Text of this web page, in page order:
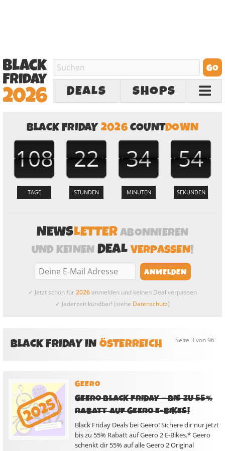
DEALS SHOPS
BLACK FRIDAY2026COUNTDOWN
108 22 34 54
NEWSLETTERABONNIEREN
UND KEINENDEALVERPASSEN!
✓ Jetzt schon für2026anmelden und keinen Deal verpassen
✓ Jederzeit kündbar! (siehe Datenschutz)
Seite 3 von 96
BLACK FRIDAY INÖSTERREICH
GEERO
GEERO BLACK FRIDAY – BIS ZU 55%
RABATT AUF GEERO E-BIKES!
Black Friday Deals bei Geero! Sichere dir nur jetzt
bis zu 55% Rabatt auf Geero 2 E-Bikes.* Geero
schenkt dir 55% auf alle Geero 2 Original